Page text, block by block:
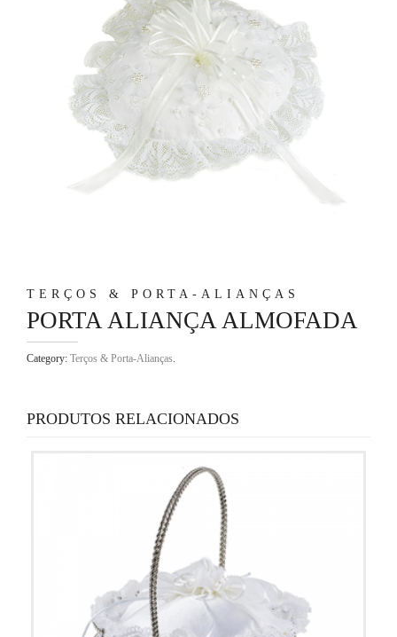
TERÇOS & PORTA-ALIANÇAS
PORTA ALIANÇA ALMOFADA
Category: Terços & Porta-Alianças
PRODUTOS RELACIONADOS